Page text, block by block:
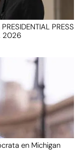
PRESS
2026
en Michigan